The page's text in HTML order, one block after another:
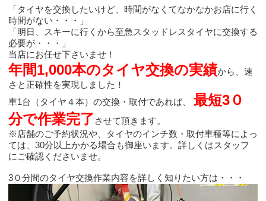
「タイヤを交換したいけど、時間がなくてなかなかお店に行く
時間がない・・・」
「明日、スキーに行くから至急スタッドレスタイヤに交換する
必要が・・・」
当店にお任せ下さいませ！
年間1,000本のタイヤ交換の実績から、速
さと正確性を実現しました！
車1台（タイヤ４本）の交換・取付であれば、 最短3０
分で作業完了 させて頂きます。
※店舗のご予約状況や、タイヤのインチ数・取付車種等によっ
ては、30分以上かかる場合も御座います。詳しくはスタッフ
にご確認くださいませ。
3０分間のタイヤ交換作業内容を詳しく知りたい方は・・・